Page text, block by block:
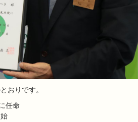
おりです。
任命